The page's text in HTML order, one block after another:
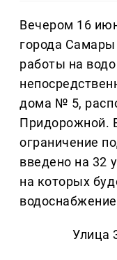
Вечером 16
города
работы на
дома № 5,
Придорожной.
ограничение
введено на 32
на которых
Улица